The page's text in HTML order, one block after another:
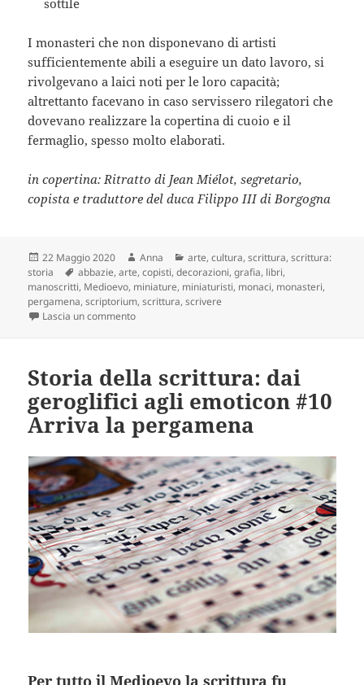
sottile
I monasteri che non disponevano di artisti
sufficientemente abili a eseguire un dato lavoro, si
rivolgevano a laici noti per le loro capacità;
altrettanto facevano in caso servissero rilegatori che
dovevano realizzare la copertina di cuoio e il
fermaglio, spesso molto elaborati.
in copertina: Ritratto di Jean Miélot, segretario,
copista e traduttore del duca Filippo III di Borgogna
Scritto
il
22 Maggio 2020 Autore
Anna Categorie
arte,cultura,scrittura,scrittura:
storia
Tag
abbazie,arte,copisti,decorazioni,grafia, libri,
manoscritti, Medioevo, miniature, miniaturisti, monaci, monasteri,
pergamena,scriptorium,scrittura,scrivere
Lascia un commentosu Storia della scrittura: dai geroglifici agli
Storia della scrittura: dai
geroglifici agli emoticon #10
Arriva la pergamena